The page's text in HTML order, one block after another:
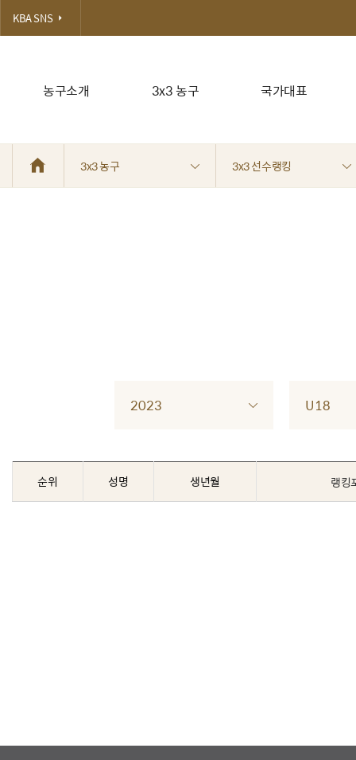
농구소개 3x3 농구 국가대표
KBA SNS
3x3 농구 3x3 선수랭킹
2023 U18
순위 성명 생년월 랭킹